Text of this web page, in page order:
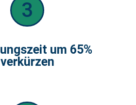
3
um 65%
verkürzen